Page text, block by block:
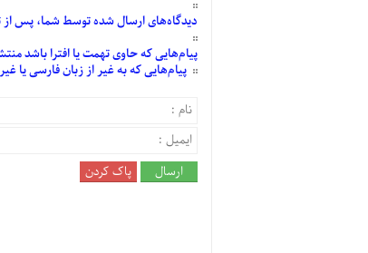
دیدگاه‌هایارسالشدهتوسط شما، پس از
پیام‌هاییکه حاوی تهمت یا افترا باشد
پیام‌هاییکه به غیر از زبان فارسی یا